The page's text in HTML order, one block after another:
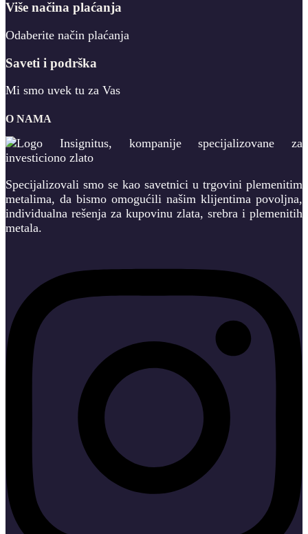
Više načina plaćanja
Odaberite način plaćanja
Saveti i podrška
Mi smo uvek tu za Vas
O NAMA
Specijalizovali smo se kao savetnici u trgovini plemenitim
metalima, da bismo omogućili našim klijentima povoljna,
individualna rešenja za kupovinu zlata, srebra i plemenitih
metala.